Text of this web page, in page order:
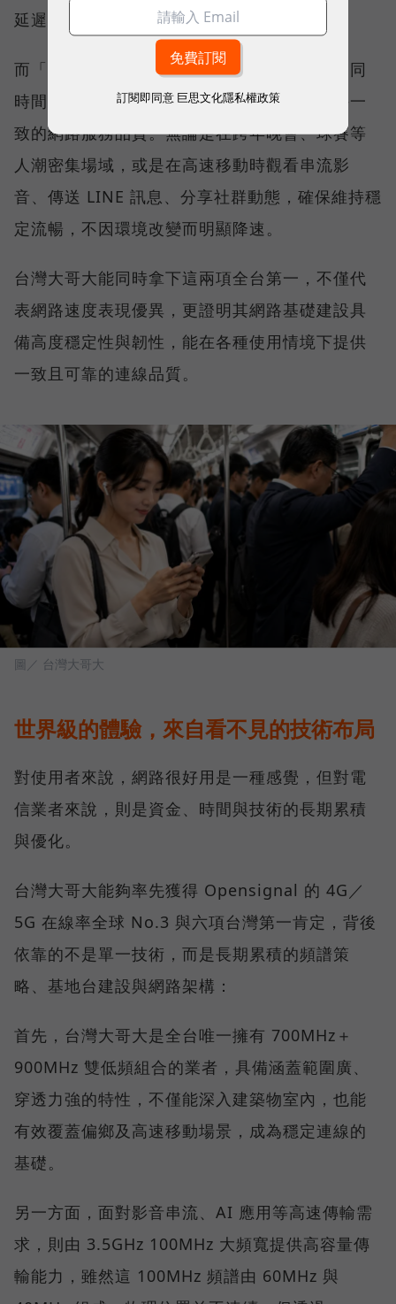
延遲且持續運作。
而「品質一致性」則是衡量電信業者可否在不同
時間、不同地點、不同網路負載下，都能維持一
致的網路服務品質。無論是在跨年晚會、球賽等
人潮密集場域，或是在高速移動時觀看串流影
音、傳送 LINE 訊息、分享社群動態，確保維持穩
定流暢，不因環境改變而明顯降速。
台灣大哥大能同時拿下這兩項全台第一，不僅代
表網路速度表現優異，更證明其網路基礎建設具
備高度穩定性與韌性，能在各種使用情境下提供
一致且可靠的連線品質。
圖／ 台灣大哥大
世界級的體驗，來自看不見的技術布局
對使用者來說，網路很好用是一種感覺，但對電
信業者來說，則是資金、時間與技術的長期累積
與優化。
台灣大哥大能夠率先獲得 Opensignal 的 4G／
5G 在線率全球 No.3 與六項台灣第一肯定，背後
依靠的不是單一技術，而是長期累積的頻譜策
略、基地台建設與網路架構：
首先，台灣大哥大是全台唯一擁有 700MHz＋
900MHz 雙低頻組合的業者，具備涵蓋範圍廣、
穿透力強的特性，不僅能深入建築物室內，也能
有效覆蓋偏鄉及高速移動場景，成為穩定連線的
基礎。
另一方面，面對影音串流、AI 應用等高速傳輸需
求，則由 3.5GHz 100MHz 大頻寬提供高容量傳
輸能力，雖然這 100MHz 頻譜由 60MHz 與
訂閱即同意 巨思文化隱私權政策